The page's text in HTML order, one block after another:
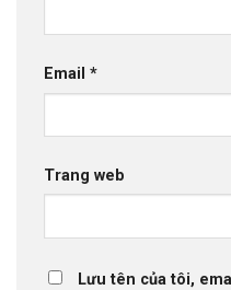
Email *
Trang web
Lưu tên của tôi,